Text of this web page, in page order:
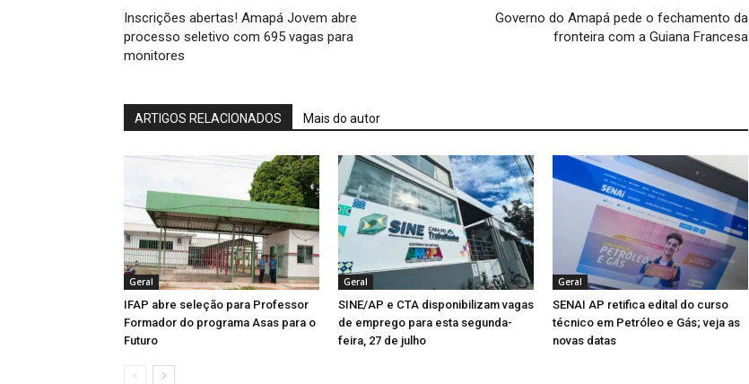
Inscrições abertas! Amapá Jovem abre
processo seletivo com 695 vagas para
monitores
Governo do Amapá pede o fechamento da
fronteira com a Guiana Francesa
ARTIGOS RELACIONADOS Mais do autor
Geral
IFAP abre seleção para Professor
Formador do programa Asas para o
Futuro
Geral
SINE/AP e CTA disponibilizam vagas
de emprego para esta segunda-
feira, 27 de julho
Geral
SENAI AP retifica edital do curso
técnico em Petróleo e Gás; veja as
novas datas